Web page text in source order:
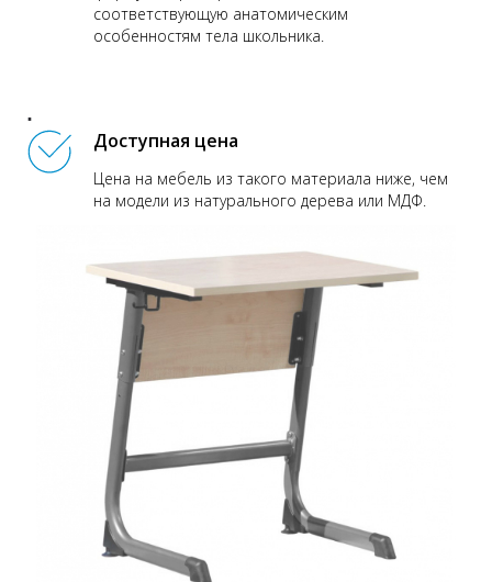
соответствующую анатомическим
особенностям тела школьника.
Доступная цена
Цена на мебель из такого материала ниже, чем
на модели из натурального дерева или МДФ.